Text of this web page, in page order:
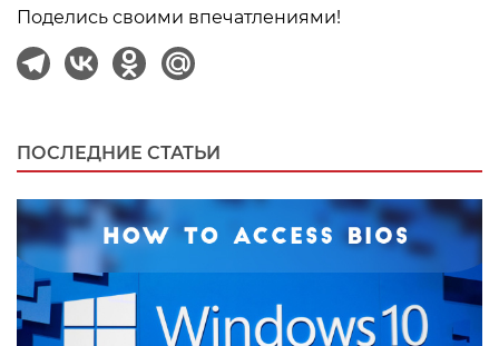
Поделись своими впечатлениями!
ПОСЛЕДНИЕ СТАТЬИ